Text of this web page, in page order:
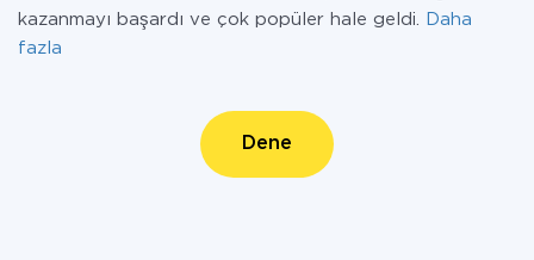
kazanmayı başardı ve çok popüler hale geldi.
Daha
fazla
Dene